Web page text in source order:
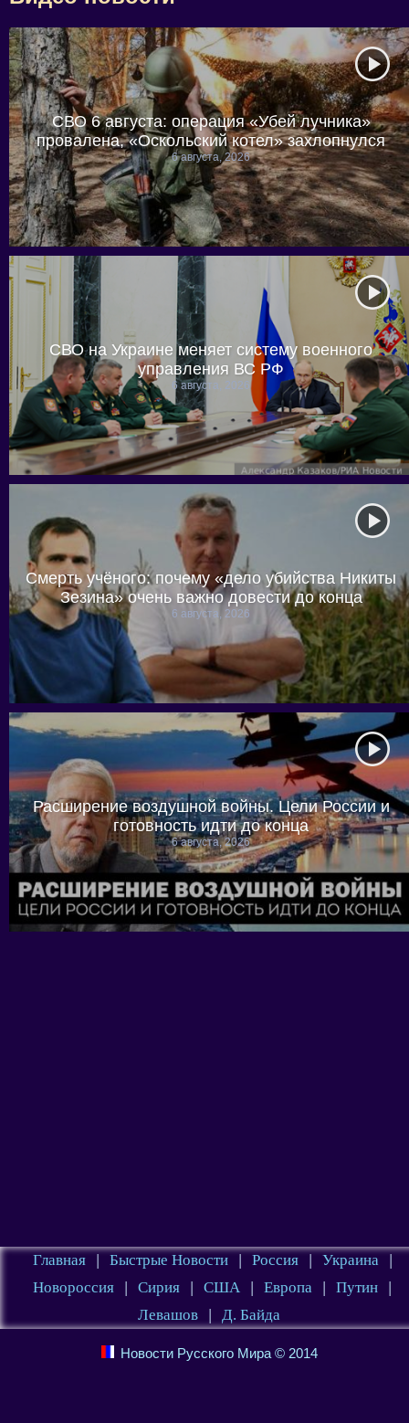
СВО 6 августа: операция «Убей лучника»
провалена, «Оскольский котел» захлопнулся
6 августа, 2026
СВО на Украине меняет систему военного
управления ВС РФ
6 августа, 2026
Смерть учёного: почему «дело убийства Никиты
Зезина» очень важно довести до конца
6 августа, 2026
Расширение воздушной войны. Цели России и
готовность идти до конца
6 августа, 2026
Главная | Быстрые Новости | Россия | Украина
|
Новороссия
| Сирия | США | Европа | Путин
|
Левашов
| Д. Байда
Новости Русского Мира © 2014